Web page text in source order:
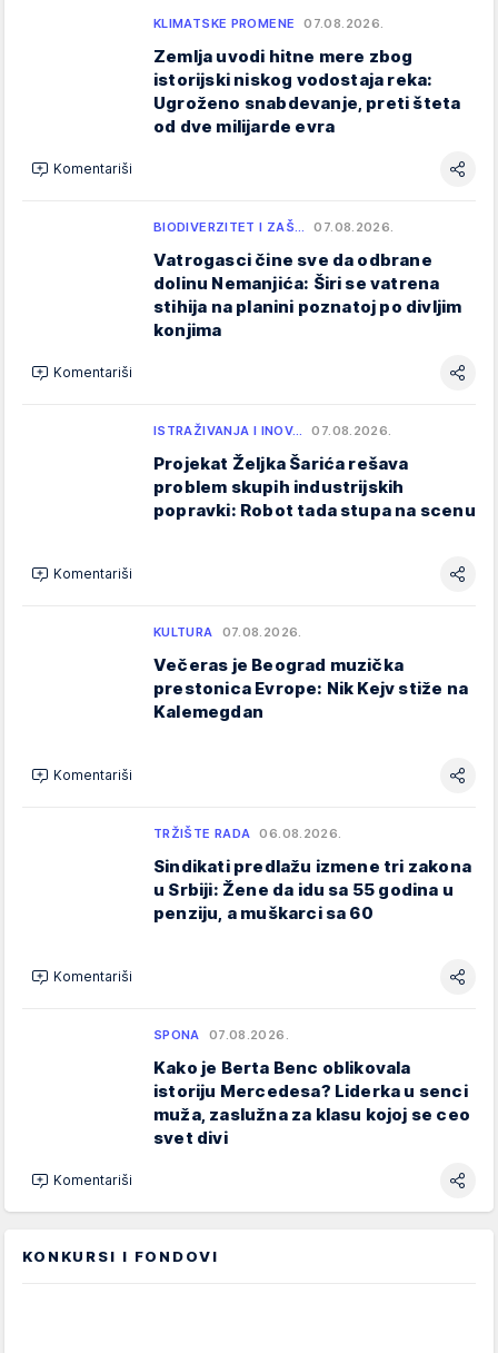
KLIMATSKE PROMENE 07.08.2026.
Zemlja uvodi hitne mere zbog
istorijski niskog vodostaja reka:
Ugroženo snabdevanje, preti šteta
od dve milijarde evra
Komentariši
BIODIVERZITET I ZAŠ… 07.08.2026.
Vatrogasci čine sve da odbrane
dolinu Nemanjića: Širi se vatrena
stihija na planini poznatoj po divljim
konjima
Komentariši
ISTRAŽIVANJA I INOV… 07.08.2026.
Projekat Željka Šarića rešava
problem skupih industrijskih
popravki: Robot tada stupa na scenu
Komentariši
KULTURA 07.08.2026.
Večeras je Beograd muzička
prestonica Evrope: Nik Kejv stiže na
Kalemegdan
Komentariši
TRŽIŠTE RADA 06.08.2026.
Sindikati predlažu izmene tri zakona
u Srbiji: Žene da idu sa 55 godina u
penziju, a muškarci sa 60
Komentariši
SPONA 07.08.2026.
Kako je Berta Benc oblikovala
istoriju Mercedesa? Liderka u senci
muža, zaslužna za klasu kojoj se ceo
svet divi
Komentariši
KONKURSI I FONDOVI